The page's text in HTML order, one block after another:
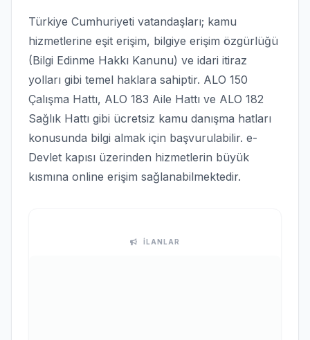
Türkiye Cumhuriyeti vatandaşları; kamu
hizmetlerine eşit erişim, bilgiye erişim özgürlüğü
(Bilgi Edinme Hakkı Kanunu) ve idari itiraz
yolları gibi temel haklara sahiptir. ALO 150
Çalışma Hattı, ALO 183 Aile Hattı ve ALO 182
Sağlık Hattı gibi ücretsiz kamu danışma hatları
konusunda bilgi almak için başvurulabilir. e-
Devlet kapısı üzerinden hizmetlerin büyük
kısmına online erişim sağlanabilmektedir.
İLANLAR